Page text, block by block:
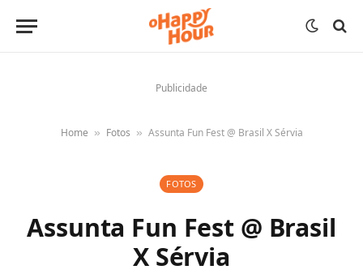
Publicidade
Home » Fotos » Assunta Fun Fest @ Brasil X Sérvia
FOTOS
Assunta Fun Fest @ Brasil
X Sérvia